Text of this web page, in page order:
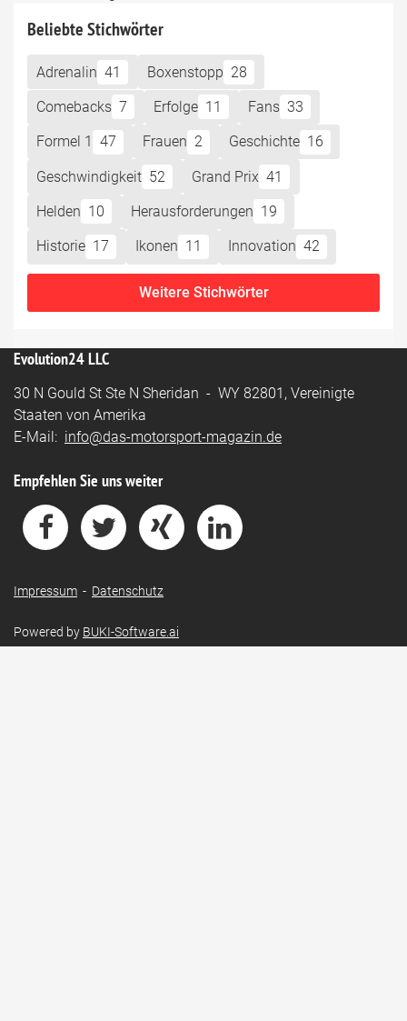
Beliebte Stichwörter
Adrenalin 41 Boxenstopp 28
Comebacks 7 Erfolge 11 Fans 33
Formel 1 47 Frauen 2 Geschichte 16
Geschwindigkeit 52 Grand Prix 41
Helden 10 Herausforderungen 19
Historie 17 Ikonen 11 Innovation 42
Weitere Stichwörter
Evolution24 LLC
30 N Gould St Ste N Sheridan - WY 82801, Vereinigte
Staaten von Amerika
E-Mail: info@das-motorsport-magazin.de
Empfehlen Sie uns weiter
Impressum - Datenschutz
Powered by BUKI-Software.ai